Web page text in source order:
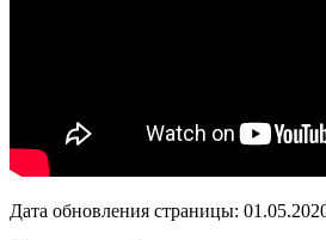
Дата обновления страницы: